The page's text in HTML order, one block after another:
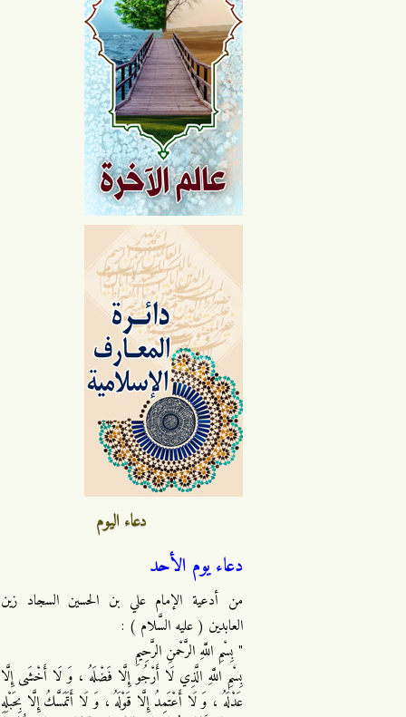
دعاء اليوم
دعاء يوم الأحد
من أدعية الإمام علي بن الحسين السجاد زين
العابدين ( عليه السَّلام ) :
" بِسْمِ اللَّهِ الرَّحْمنِ الرَّحِيمِ
بِسْمِ اللَّهِ الَّذِي لَا أَرْجُو إِلَّا فَضْلَهُ ، وَ لَا أَخْشَى إِلَّا
عَدْلَهُ ، وَ لَا أَعْتَمِدُ إِلَّا قَوْلَهُ ، وَ لَا أَتَمَسَّكُ إِلَّا بِحَبْلِهِ